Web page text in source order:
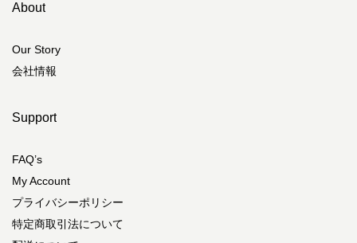
About
Our Story
会社情報
Support
FAQ’s
My Account
プライバシーポリシー
特定商取引法について